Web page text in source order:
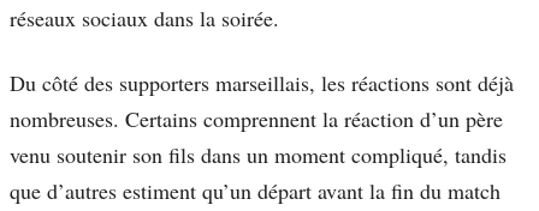
réseaux sociaux dans la soirée.
Du côté des supporters marseillais, les réactions sont déjà
nombreuses. Certains comprennent la réaction d’un père
venu soutenir son fils dans un moment compliqué, tandis
que d’autres estiment qu’un départ avant la fin du match